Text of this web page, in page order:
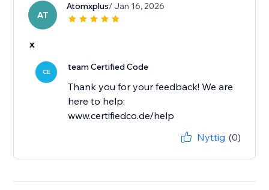
AT
Atomxplus/ Jan 16, 2026
x
CE team Certified Code
Thank you for your feedback! We are
here to help:
www.certifiedco.de/help
Nyttig (0)